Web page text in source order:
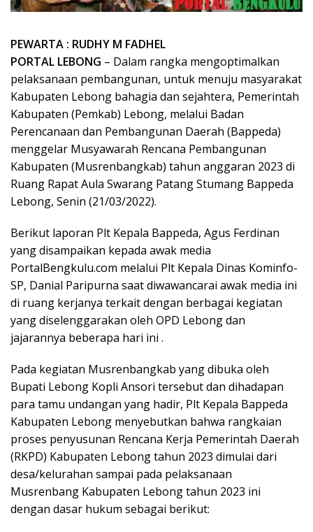
PEWARTA : RUDHY M FADHEL
PORTAL LEBONG – Dalam rangka mengoptimalkan
pelaksanaan pembangunan, untuk menuju masyarakat
Kabupaten Lebong bahagia dan sejahtera, Pemerintah
Kabupaten (Pemkab) Lebong, melalui Badan
Perencanaan dan Pembangunan Daerah (Bappeda)
menggelar Musyawarah Rencana Pembangunan
Kabupaten (Musrenbangkab) tahun anggaran 2023 di
Ruang Rapat Aula Swarang Patang Stumang Bappeda
Lebong, Senin (21/03/2022).
Berikut laporan Plt Kepala Bappeda, Agus Ferdinan
yang disampaikan kepada awak media
PortalBengkulu.com melalui Plt Kepala Dinas Kominfo-
SP, Danial Paripurna saat diwawancarai awak media ini
di ruang kerjanya terkait dengan berbagai kegiatan
yang diselenggarakan oleh OPD Lebong dan
jajarannya beberapa hari ini .
Pada kegiatan Musrenbangkab yang dibuka oleh
Bupati Lebong Kopli Ansori tersebut dan dihadapan
para tamu undangan yang hadir, Plt Kepala Bappeda
Kabupaten Lebong menyebutkan bahwa rangkaian
proses penyusunan Rencana Kerja Pemerintah Daerah
(RKPD) Kabupaten Lebong tahun 2023 dimulai dari
desa/kelurahan sampai pada pelaksanaan
Musrenbang Kabupaten Lebong tahun 2023 ini
dengan dasar hukum sebagai berikut: